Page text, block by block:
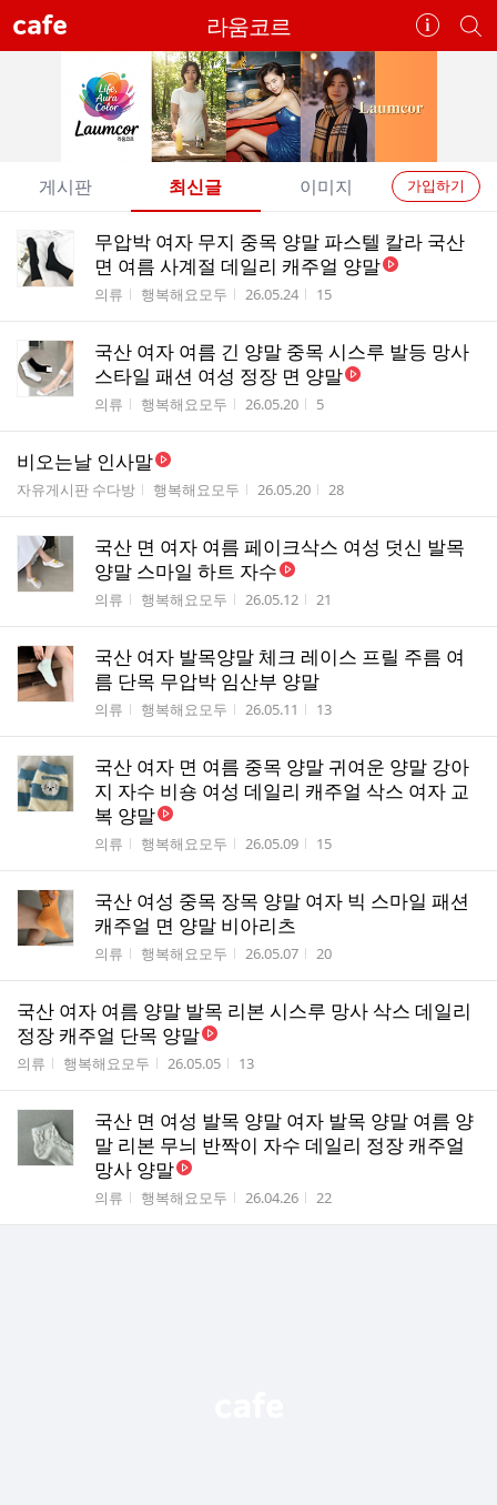
cafe 라움코르
카
페
보
개
별
카
페
메
뉴
가입하기
게시판 최신글 이미지
체
무압박 여자 무지 중목 양말 파스텔 칼라 국산
면 여름 사계절 데일리 캐주얼 양말
게시판명
의류 작성자
행복해요모두 작성시간
26.05.24 조회수
15
국산 여자 여름 긴 양말 중목 시스루 발등 망사
스타일 패션 여성 정장 면 양말
게시판명
의류 작성자
행복해요모두 작성시간
26.05.20 조회수
5
비오는날 인사말
게시판명
자유게시판 수다방 작성자
행복해요모두 작성시간
26.05.20 조회수
28
국산 면 여자 여름 페이크삭스 여성 덧신 발목
양말 스마일 하트 자수
게시판명
의류 작성자
행복해요모두 작성시간
26.05.12 조회수
21
국산 여자 발목양말 체크 레이스 프릴 주름 여
름 단목 무압박 임산부 양말
게시판명
의류 작성자
행복해요모두 작성시간
26.05.11 조회수
13
국산 여자 면 여름 중목 양말 귀여운 양말 강아
지 자수 비숑 여성 데일리 캐주얼 삭스 여자 교
복 양말
게시판명
의류 작성자
행복해요모두 작성시간
26.05.09 조회수
15
국산 여성 중목 장목 양말 여자 빅 스마일 패션
캐주얼 면 양말 비아리츠
게시판명
의류 작성자
행복해요모두 작성시간
26.05.07 조회수
20
국산 여자 여름 양말 발목 리본 시스루 망사 삭스 데일리
정장 캐주얼 단목 양말
게시판명
의류 작성자
행복해요모두 작성시간
26.05.05 조회수
13
국산 면 여성 발목 양말 여자 발목 양말 여름 양
말 리본 무늬 반짝이 자수 데일리 정장 캐주얼
망사 양말
게시판명
의류 작성자
행복해요모두 작성시간
26.04.26 조회수
22